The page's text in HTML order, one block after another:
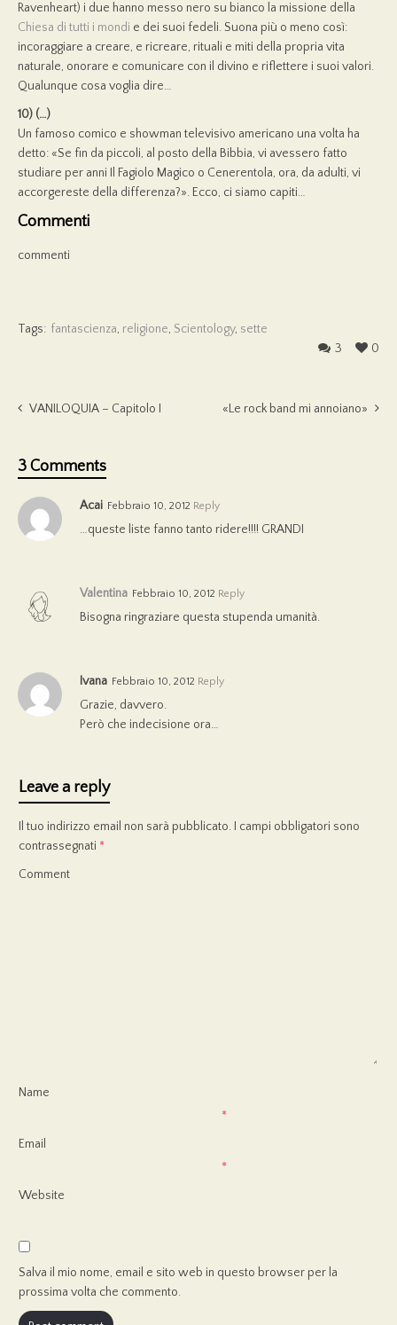
Ravenheart) i due hanno messo nero su bianco la missione della
Chiesa di tutti i mondi e dei suoi fedeli. Suona più o meno così:
incoraggiare a creare, e ricreare, rituali e miti della propria vita
naturale, onorare e comunicare con il divino e riflettere i suoi valori.
Qualunque cosa voglia dire…
10) (…)
Un famoso comico e showman televisivo americano una volta ha
detto: «Se fin da piccoli, al posto della Bibbia, vi avessero fatto
studiare per anni Il Fagiolo Magico o Cenerentola, ora, da adulti, vi
accorgereste della differenza?». Ecco, ci siamo capiti…
Commenti
commenti
Tags: fantascienza, religione, Scientology, sette
0
3
VANILOQUIA – Capitolo I «Le rock band mi annoiano»
3 Comments
Acai Febbraio 10, 2012 Reply
…queste liste fanno tanto ridere!!!! GRANDI
Valentina Febbraio 10, 2012 Reply
Bisogna ringraziare questa stupenda umanità.
Ivana Febbraio 10, 2012 Reply
Grazie, davvero.
Però che indecisione ora…
Leave a reply
Il tuo indirizzo email non sarà pubblicato.
I campi obbligatori sono
contrassegnati *
Comment
Name
*
Email
*
Website
Salva il mio nome, email e sito web in questo browser per la
prossima volta che commento.